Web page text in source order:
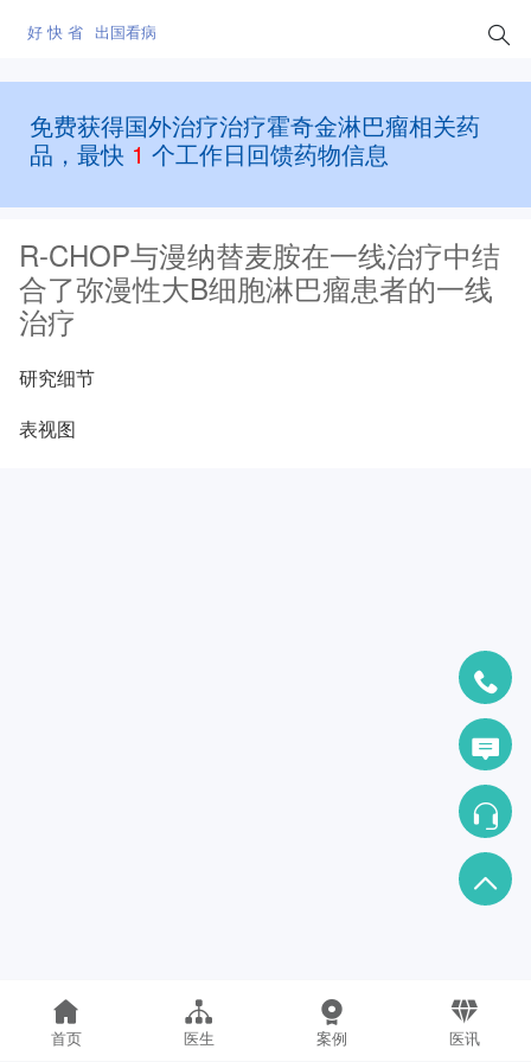
好 快 省 出国看病
免费获得国外治疗治疗霍奇金淋巴瘤相关药
品，最快 1 个工作日回馈药物信息
R-CHOP与漫纳替麦胺在一线治疗中结
合了弥漫性大B细胞淋巴瘤患者的一线
治疗
研究细节
表视图
首页 医生 案例 医讯